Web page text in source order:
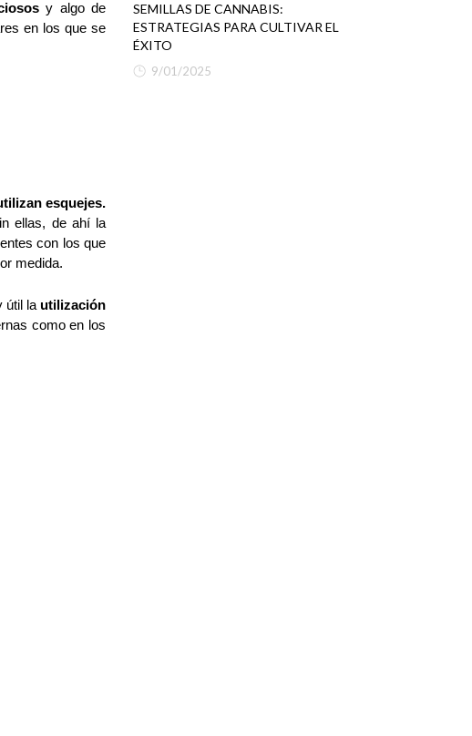
y algo de
en los que se
esquejes.
ellas, de ahí la
con los que
medida.
útil la utilización
como en los
SEMILLAS DE CANNABIS:
ESTRATEGIAS PARA CULTIVAR EL
ÉXITO
9/01/2025